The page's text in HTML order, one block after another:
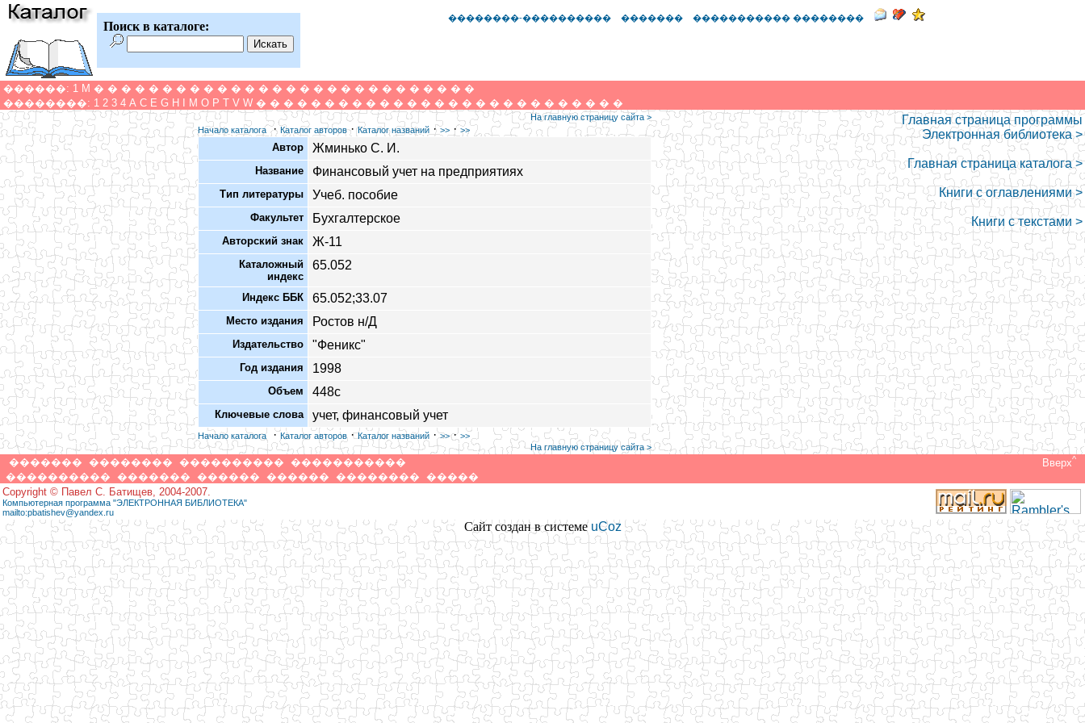
Поиск в каталоге:
��������-���������� ������� ����������� ��������
������: 1 M � � � � � � � � � � � � � � � � � � � � � � � � � � � �
��������: 1 2 3 4 A C E G H M O P T V W � � � � � � � � � � � � � � � � � � � � � � � � � � �
На главную страницу сайта >
Начало каталога·Каталог авторов·Каталог названий ·>> ·>>
Автор Жминько С. И.
Название Финансовый учет на предприятиях
Тип литературы Учеб. пособие
Факультет Бухгалтерское
Авторский знак Ж-11
Каталожный
индекс
65.052
Индекс ББК 65.052;33.07
Место издания Ростов н/Д
Издательство "Феникс"
Год издания 1998
Объем 448с
Ключевые слова учет, финансовый учет
Начало каталога·Каталог авторов·Каталог названий ·>>·>>
На главную страницу сайта >
Главная страница программы
Электронная библиотека >
Главная страница каталога >
Книги с оглавлениями >
Книги с текстами >
������� �������� ���������� �����������
���������� ������� ������ ������ �������� �����
Вверх^
Copyright © Павел С. Батищев, 2004-2007.
Компьютерная программа "ЭЛЕКТРОННАЯ БИБЛИОТЕКА"
mailto:pbatishev@yandex.ru
Сайт создан в системе uCoz